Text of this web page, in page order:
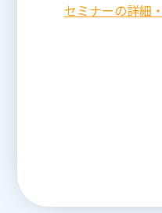
セミナーの詳細